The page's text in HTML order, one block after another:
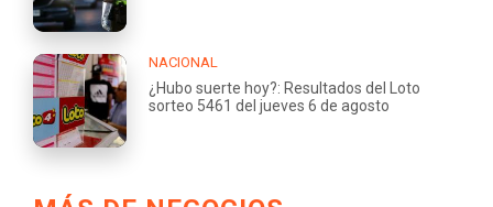
NACIONAL
¿Hubo suerte hoy?: Resultados del Loto
sorteo 5461 del jueves 6 de agosto